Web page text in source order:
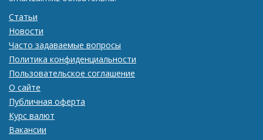
Статьи
Новости
Часто задаваемые вопросы
Политика конфиденциальности
Пользовательское соглашение
О сайте
Публичная оферта
Курс валют
Вакансии